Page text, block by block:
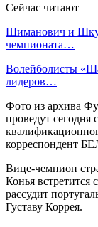
Сейчас читают
Шиманович и
чемпионата…
Волейболисты
лидеров…
Фото из архива
проведут сегодня
корреспондент
Вице-чемпион
Конья
рассудит
Густаву Коррея.